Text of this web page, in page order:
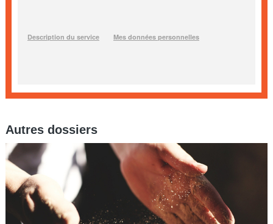
Autres dossiers